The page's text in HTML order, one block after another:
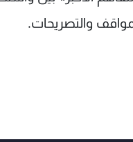
والتصريحات.